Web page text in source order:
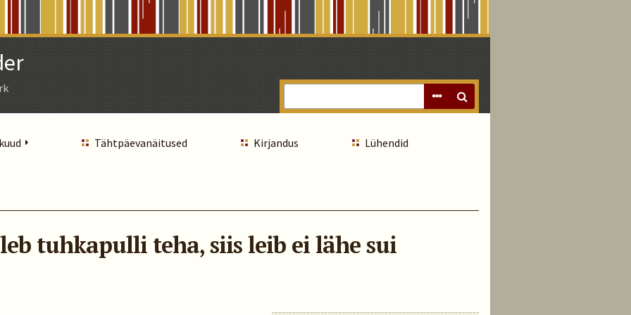
Tähtpäevanäitused Kirjandus Lühendid
tuhkapulli teha, siis leib ei lähe sui